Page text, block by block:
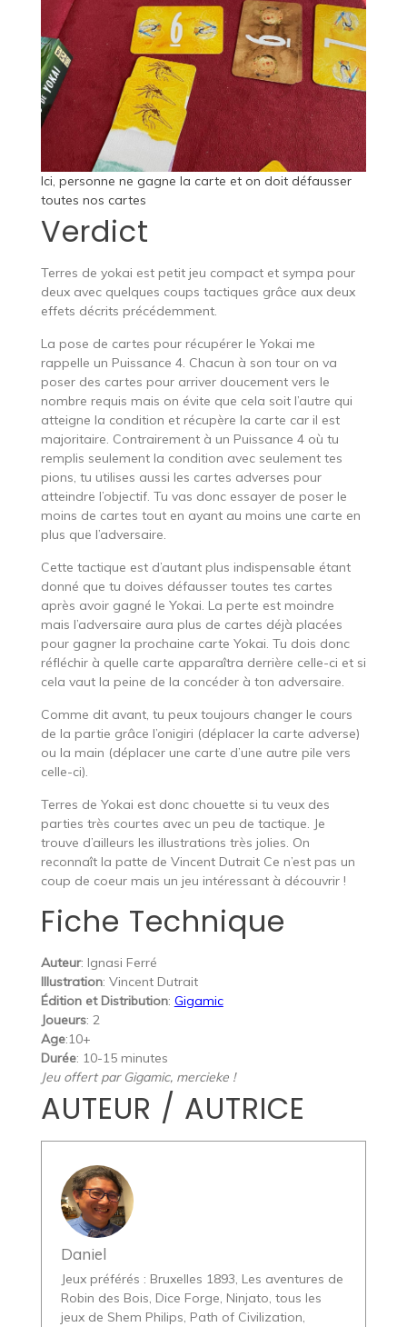
Ici, personne ne gagne la carte et on doit défausser
toutes nos cartes
Verdict
Terres de yokai est petit jeu compact et sympa pour
deux avec quelques coups tactiques grâce aux deux
effets décrits précédemment.
La pose de cartes pour récupérer le Yokai me
rappelle un Puissance 4. Chacun à son tour on va
poser des cartes pour arriver doucement vers le
nombre requis mais on évite que cela soit l’autre qui
atteigne la condition et récupère la carte car il est
majoritaire. Contrairement à un Puissance 4 où tu
remplis seulement la condition avec seulement tes
pions, tu utilises aussi les cartes adverses pour
atteindre l’objectif. Tu vas donc essayer de poser le
moins de cartes tout en ayant au moins une carte en
plus que l’adversaire.
Cette tactique est d’autant plus indispensable étant
donné que tu doives défausser toutes tes cartes
après avoir gagné le Yokai. La perte est moindre
mais l’adversaire aura plus de cartes déjà placées
pour gagner la prochaine carte Yokai. Tu dois donc
réfléchir à quelle carte apparaîtra derrière celle-ci et si
cela vaut la peine de la concéder à ton adversaire.
Comme dit avant, tu peux toujours changer le cours
de la partie grâce l’onigiri (déplacer la carte adverse)
ou la main (déplacer une carte d’une autre pile vers
celle-ci).
Terres de Yokai est donc chouette si tu veux des
parties très courtes avec un peu de tactique. Je
trouve d’ailleurs les illustrations très jolies. On
reconnaît la patte de Vincent Dutrait Ce n’est pas un
coup de coeur mais un jeu intéressant à découvrir !
Fiche Technique
Auteur: Ignasi Ferré
Illustration: Vincent Dutrait
Édition et Distribution: Gigamic
Joueurs: 2
Age:10+
Durée: 10-15 minutes
Jeu offert par Gigamic, mercieke !
AUTEUR / AUTRICE
Daniel
Jeux préférés : Bruxelles 1893, Les aventures de
Robin des Bois, Dice Forge, Ninjato, tous les
jeux de Shem Philips, Path of Civilization,